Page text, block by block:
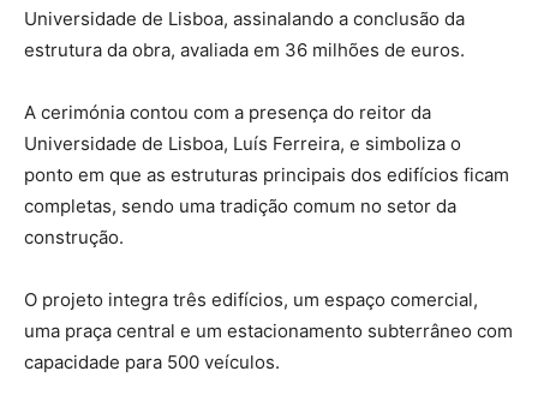
Universidade de Lisboa, assinalando a conclusão da
estrutura da obra, avaliada em 36 milhões de euros.
A cerimónia contou com a presença do reitor da
Universidade de Lisboa, Luís Ferreira, e simboliza o
ponto em que as estruturas principais dos edifícios ficam
completas, sendo uma tradição comum no setor da
construção.
O projeto integra três edifícios, um espaço comercial,
uma praça central e um estacionamento subterrâneo com
capacidade para 500 veículos.